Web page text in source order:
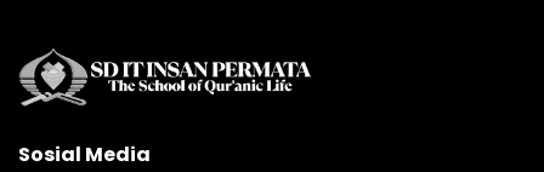
Sosial Media